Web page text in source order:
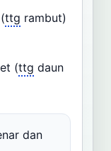
ttg rambut)
(ttg daun
dan